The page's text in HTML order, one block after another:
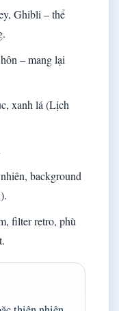
Ghibli – thể
– mang lại
xanh lá (Lịch
background
filter retro, phù